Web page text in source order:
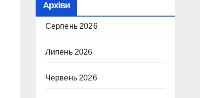
Архіви
Серпень 2026
Липень 2026
Червень 2026